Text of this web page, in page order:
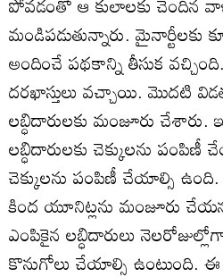
మండిపడుతున్నారు. మైనార్టీలకు
అందించే పథకాన్ని తీసుక
దరఖాస్తులు వచ్చాయి. మొదటి
లబ్ధిదారులకు మంజూరు
లబ్ధిదారులకు చెక్కులను
చెక్కులను పంపిణీ చేయాల్సి
కింద యూనిట్లను మంజూరు
ఎంపికైన లబ్ధిదారులు
కొనుగోలు చేయాల్సి ఉంటుంది. ఈ